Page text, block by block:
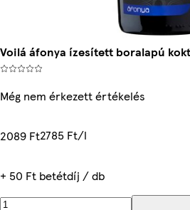
Voilá áfonya ízesített boralapú
Még nem érkezett értékelés
2089 Ft2785 Ft/l
+ 50 Ft betétdíj / db